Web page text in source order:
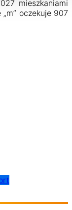
mieszkaniami
oczekuje 907